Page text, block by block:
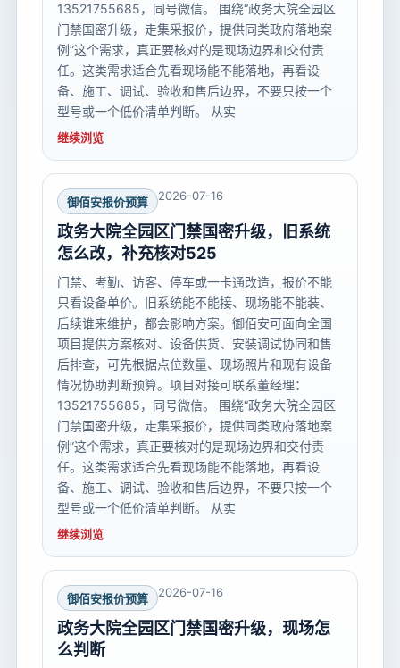
13521755685，同号微信。 围绕“政务大院全园区
门禁国密升级，走集采报价，提供同类政府落地案
例”这个需求，真正要核对的是现场边界和交付责
任。这类需求适合先看现场能不能落地，再看设
备、施工、调试、验收和售后边界，不要只按一个
型号或一个低价清单判断。 从实
继续浏览
御佰安报价预算 2026-07-16
政务大院全园区门禁国密升级，旧系统
怎么改，补充核对525
门禁、考勤、访客、停车或一卡通改造，报价不能
只看设备单价。旧系统能不能接、现场能不能装、
后续谁来维护，都会影响方案。御佰安可面向全国
项目提供方案核对、设备供货、安装调试协同和售
后排查，可先根据点位数量、现场照片和现有设备
情况协助判断预算。项目对接可联系董经理：
13521755685，同号微信。 围绕“政务大院全园区
门禁国密升级，走集采报价，提供同类政府落地案
例”这个需求，真正要核对的是现场边界和交付责
任。这类需求适合先看现场能不能落地，再看设
备、施工、调试、验收和售后边界，不要只按一个
型号或一个低价清单判断。 从实
继续浏览
御佰安报价预算 2026-07-16
政务大院全园区门禁国密升级，现场怎
么判断